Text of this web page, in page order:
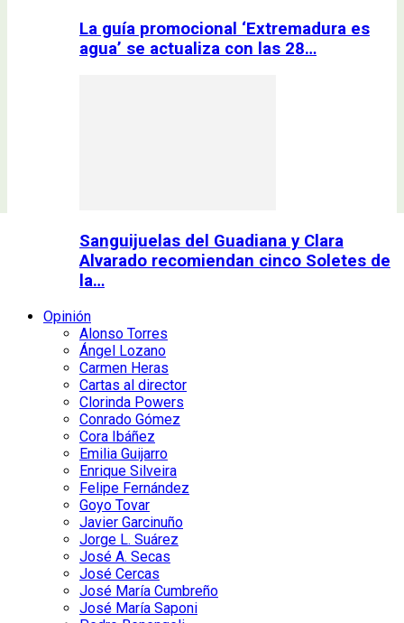
La guía promocional ‘Extremadura es
agua’ se actualiza con las 28…
Sanguijuelas del Guadiana y Clara
Alvarado recomiendan cinco Soletes de
la…
Opinión
Alonso Torres
Ángel Lozano
Carmen Heras
Cartas al director
Clorinda Powers
Conrado Gómez
Cora Ibáñez
Emilia Guijarro
Enrique Silveira
Felipe Fernández
Goyo Tovar
Javier Garcinuño
Jorge L. Suárez
José A. Secas
José Cercas
José María Cumbreño
José María Saponi